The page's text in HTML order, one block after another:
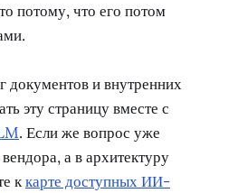
потому, что его потом
документов и внутренних
эту страницу вместе с
. Если же вопрос уже
а в архитектуру
ккарте доступных ИИ-